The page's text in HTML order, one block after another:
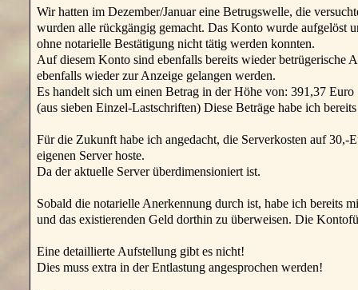
Wir hatten im Dezember/Januar eine Betrugswelle, die
wurden alle rückgängig gemacht. Das Konto wurde aufgelöst
ohne notarielle Bestätigung nicht tätig werden konnten.
Auf diesem Konto sind ebenfalls bereits wieder betrügerische
ebenfalls wieder zur Anzeige gelangen werden.
Es handelt sich um einen Betrag in der Höhe von: 391,37 Euro
(aus sieben Einzel-Lastschriften) Diese Beträge habe ich
Für die Zukunft habe ich angedacht, die Serverkosten auf
eigenen Server hoste.
Da der aktuelle Server überdimensioniert ist.
Sobald die notarielle Anerkennung durch ist, habe ich bereits
und das existierenden Geld dorthin zu überweisen. Die
Eine detaillierte Aufstellung gibt es nicht!
Dies muss extra in der Entlastung angesprochen werden!